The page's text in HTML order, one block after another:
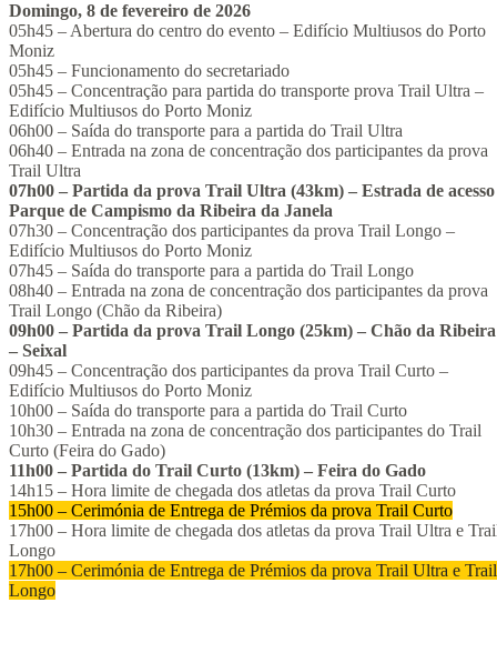
Domingo, 8 de fevereiro de 2026
05h45 – Abertura do centro do evento – Edifício Multiusos do Porto
Moniz
05h45 – Funcionamento do secretariado
05h45 – Concentração para partida do transporte prova Trail Ultra –
Edifício Multiusos do Porto Moniz
06h00 – Saída do transporte para a partida do Trail Ultra
06h40 – Entrada na zona de concentração dos participantes da prova
Trail Ultra
07h00 – Partida da prova Trail Ultra (43km) – Estrada de acesso
Parque de Campismo da Ribeira da Janela
07h30 – Concentração dos participantes da prova Trail Longo –
Edifício Multiusos do Porto Moniz
07h45 – Saída do transporte para a partida do Trail Longo
08h40 – Entrada na zona de concentração dos participantes da prova
Trail Longo (Chão da Ribeira)
09h00 – Partida da prova Trail Longo (25km) – Chão da Ribeira
– Seixal
09h45 – Concentração dos participantes da prova Trail Curto –
Edifício Multiusos do Porto Moniz
10h00 – Saída do transporte para a partida do Trail Curto
10h30 – Entrada na zona de concentração dos participantes do Trail
Curto (Feira do Gado)
11h00 – Partida do Trail Curto (13km) – Feira do Gado
14h15 – Hora limite de chegada dos atletas da prova Trail Curto
15h00 – Cerimónia de Entrega de Prémios da prova Trail Curto
17h00 – Hora limite de chegada dos atletas da prova Trail Ultra e
Longo
17h00 – Cerimónia de Entrega de Prémios da prova Trail Ultra e Trail
Longo